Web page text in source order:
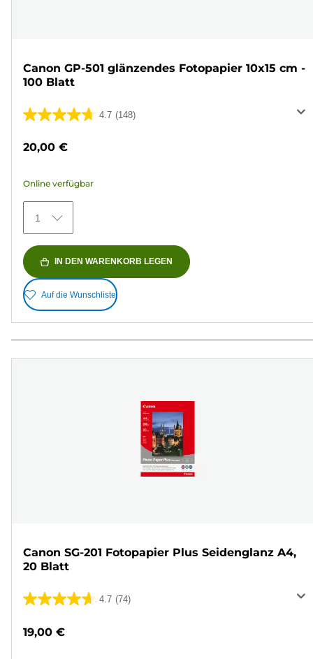
Canon GP-501 glänzendes Fotopapier 10x15 cm -
100 Blatt
4.7 (148)
4.7
148
Bewertungen
20,00 €
Online verfügbar
1
IN DEN WARENKORB LEGEN
Auf die Wunschliste
Canon SG-201 Fotopapier Plus Seidenglanz A4,
20 Blatt
4.7 (74)
4.7
5
19,00 €